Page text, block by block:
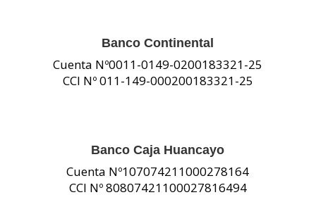
Banco Continental
Cuenta Nº0011-0149-0200183321-25
CCI Nº 011-149-000200183321-25
Banco Caja Huancayo
Cuenta Nº107074211000278164
CCI Nº 80807421100027816494